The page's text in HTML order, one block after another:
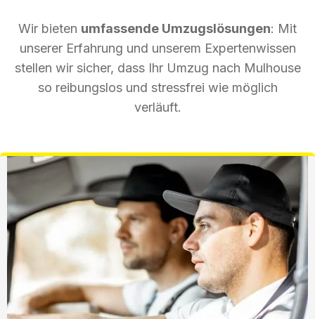
Wir bieten umfassende Umzugslösungen: Mit
unserer Erfahrung und unserem Expertenwissen
stellen wir sicher, dass Ihr Umzug nach Mulhouse
so reibungslos und stressfrei wie möglich
verläuft.